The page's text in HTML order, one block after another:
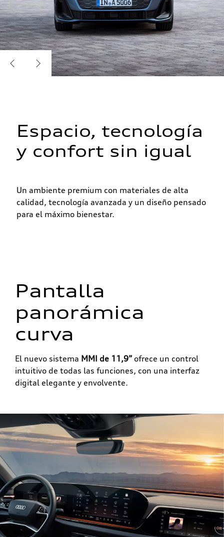
Espacio, tecnología
y confort sin igual
Un ambiente premium con materiales de alta
calidad, tecnología avanzada y un diseño pensado
para el máximo bienestar.
Pantalla
panorámica
curva
El nuevo sistema MMI de 11,9” ofrece un control
intuitivo de todas las funciones, con una interfaz
digital elegante y envolvente.